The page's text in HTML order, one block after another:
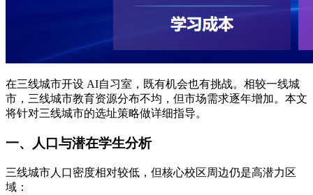
在三线城市开设 AI自习室，既有机会也有挑战。相较一线城
市，三线城市教育资源分布不均，但市场需求逐年增加。本文
将针对三线城市的选址策略做详细指导。
一、人口与潜在学生分析
三线城市人口密度相对较低，但核心校区周边仍是高潜力区
域：